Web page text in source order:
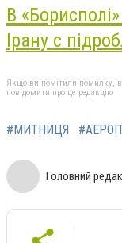
В
Ірану с
Якщо ви помітили помилку,
повідомити про це редакцію
#МИТНИЦЯ
Головний